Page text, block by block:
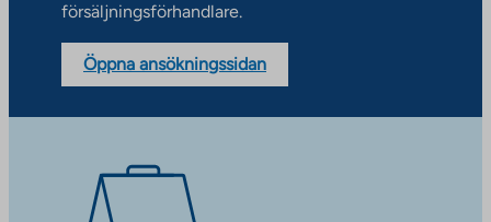
försäljningsförhandlare.
Öppna ansökningssidan